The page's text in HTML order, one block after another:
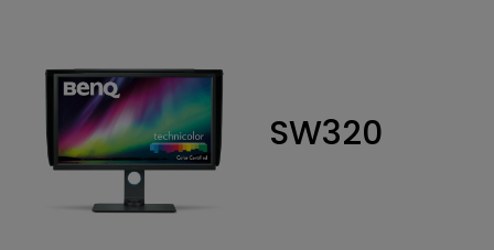
SW320